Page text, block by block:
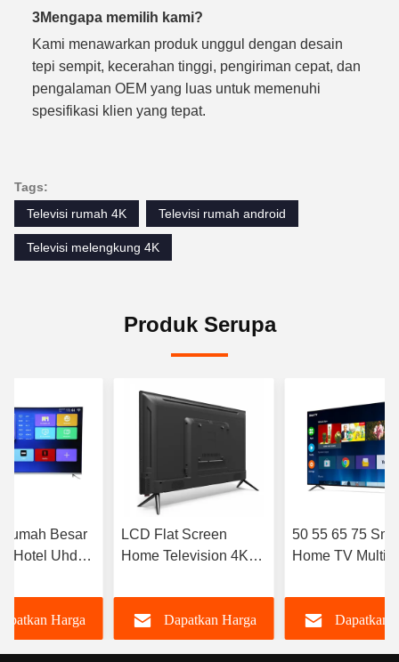
3Mengapa memilih kami?
Kami menawarkan produk unggul dengan desain
tepi sempit, kecerahan tinggi, pengiriman cepat, dan
pengalaman OEM yang luas untuk memenuhi
spesifikasi klien yang tepat.
Tags:
Televisi rumah 4K
Televisi rumah android
Televisi melengkung 4K
Produk Serupa
Besar
Hotel Uhd
Harga
LCD Flat Screen
Home Television 4K
Tinggi Smart TV 98
100 105 110 Inch
Dapatkan Harga
50 55 65 75
Home TV Multi
Dengan Wifi
ODM
Dapatkan